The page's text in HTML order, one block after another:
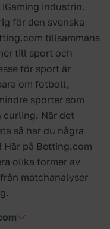
industrin.
för den svenska
tillsammans
till sport och
för sport är
om fotboll,
sporter som
curling. När det
så har du några
Här på Betting.com
olika former av
matchanalyser